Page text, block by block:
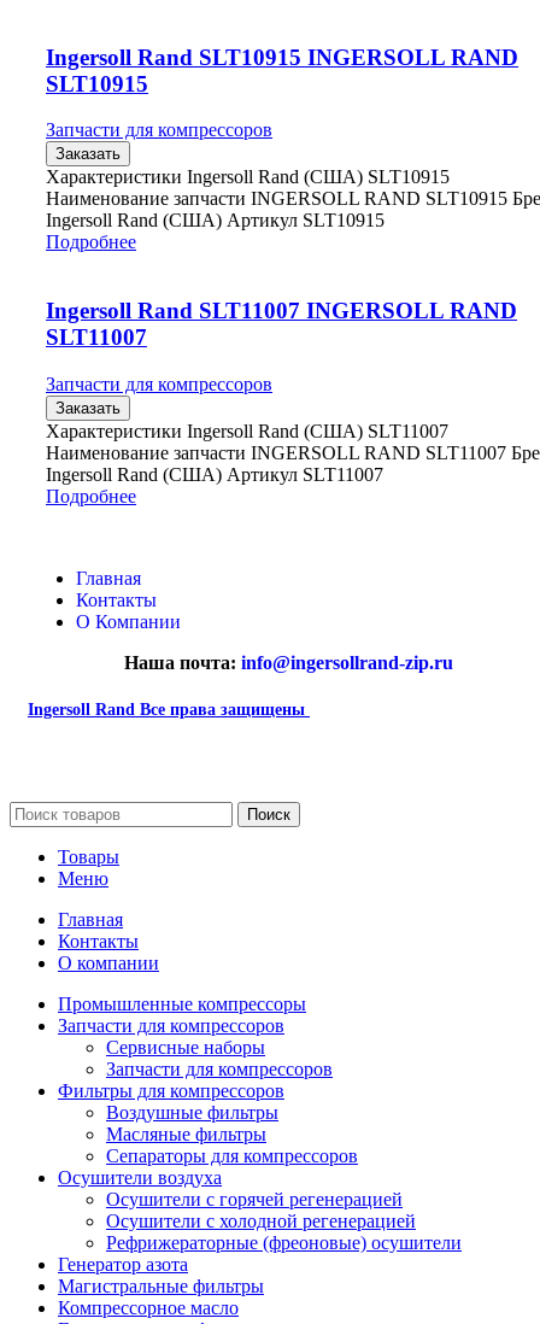
Ingersoll Rand SLT10915 INGERSOLL RAND
SLT10915
Запчасти для компрессоров
Заказать
Характеристики Ingersoll Rand (США) SLT10915
Наименование запчасти INGERSOLL RAND SLT10915
Ingersoll Rand (США) Артикул SLT10915
Подробнее
Ingersoll Rand SLT11007 INGERSOLL RAND
SLT11007
Запчасти для компрессоров
Заказать
Характеристики Ingersoll Rand (США) SLT11007
Наименование запчасти INGERSOLL RAND SLT11007
Ingersoll Rand (США) Артикул SLT11007
Подробнее
Главная
Контакты
О Компании
Наша почта: info@ingersollrand-zip.ru
Ingersoll Rand Все права защищены
Поиск
Товары
Меню
Главная
Контакты
О компании
Промышленные компрессоры
Запчасти для компрессоров
Сервисные наборы
Запчасти для компрессоров
Фильтры для компрессоров
Воздушные фильтры
Масляные фильтры
Сепараторы для компрессоров
Осушители воздуха
Осушители с горячей регенерацией
Осушители с холодной регенерацией
Рефрижераторные (фреоновые) осушители
Генератор азота
Магистральные фильтры
Компрессорное масло